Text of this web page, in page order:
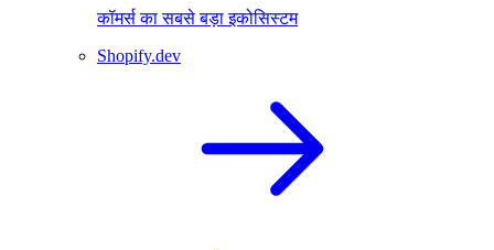
कॉमर्स का सबसे बड़ा इकोसिस्टम
Shopify.dev